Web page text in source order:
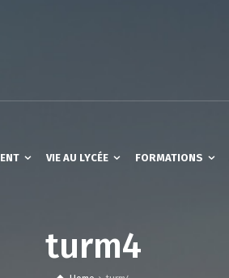
VIE AU LYCÉE FORMATIONS
turm4